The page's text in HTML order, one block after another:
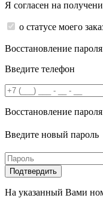
Я согласен на
о статусе моего
Восстановление пароля
Введите телефон
Восстановление пароля
Введите новый пароль
На указанный Вами